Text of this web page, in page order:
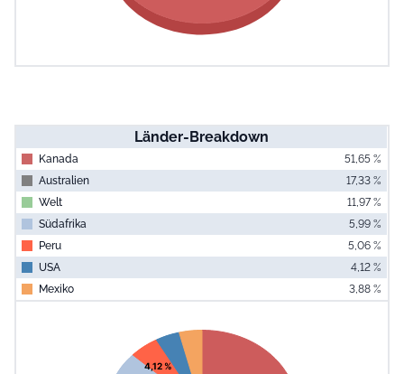
Länder-Breakdown
Kanada
51,65 %
Australien
17,33 %
Welt
11,97 %
Südafrika
5,99 %
Peru
5,06 %
USA
4,12 %
Mexiko
3,88 %
Pie chart with 7 slices.
View as data table, Chart
4,12 %